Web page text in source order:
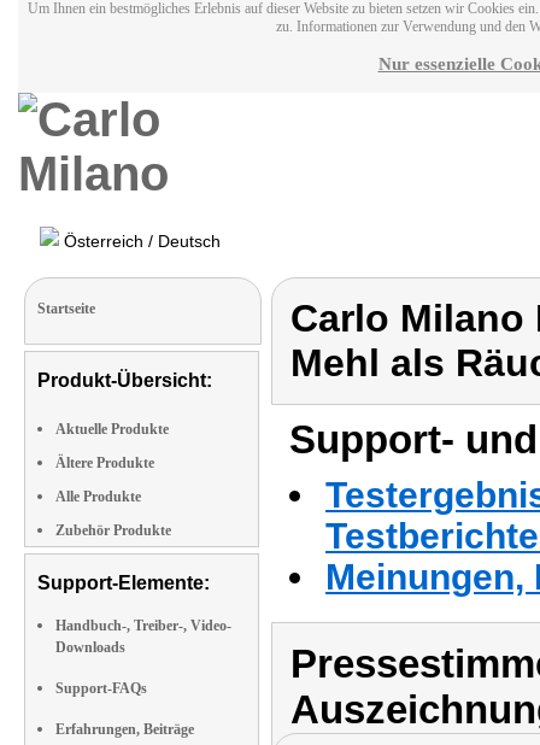
Um Ihnen ein bestmögliches Erlebnis auf dieser Website zu bieten setzen wir Cookies
zu. Informationen zur Verwendung und den
Nur essenzielle
Österreich / Deutsch
Startseite
Produkt-Übersicht:
Aktuelle Produkte
Ältere Produkte
Alle Produkte
Zubehör Produkte
Support-Elemente:
Handbuch-, Treiber-, Video-
Downloads
Support-FAQs
Erfahrungen, Beiträge
Carlo Milano
Mehl als
Support-